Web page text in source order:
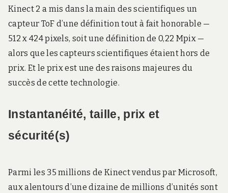
Kinect 2 a mis dans la main des scientifiques un
capteur ToF d’une définition tout à fait honorable —
512 x 424 pixels, soit une définition de 0,22 Mpix —
alors que les capteurs scientifiques étaient hors de
prix. Et le prix est une des raisons majeures du
succès de cette technologie.
Instantanéité, taille, prix et
sécurité(s)
Parmi les 35 millions de Kinect vendus par Microsoft,
aux alentours d’une dizaine de millions d’unités sont